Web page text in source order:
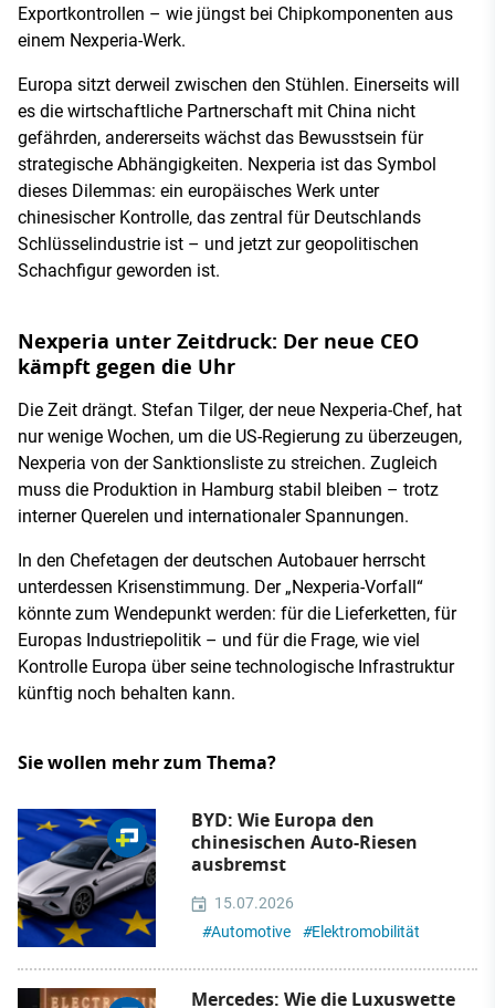
Exportkontrollen – wie jüngst bei Chipkomponenten aus
einem Nexperia-Werk.
Europa sitzt derweil zwischen den Stühlen. Einerseits will
es die wirtschaftliche Partnerschaft mit China nicht
gefährden, andererseits wächst das Bewusstsein für
strategische Abhängigkeiten. Nexperia ist das Symbol
dieses Dilemmas: ein europäisches Werk unter
chinesischer Kontrolle, das zentral für Deutschlands
Schlüsselindustrie ist – und jetzt zur geopolitischen
Schachfigur geworden ist.
Nexperia unter Zeitdruck: Der neue CEO
kämpft gegen die Uhr
Die Zeit drängt. Stefan Tilger, der neue Nexperia-Chef, hat
nur wenige Wochen, um die US-Regierung zu überzeugen,
Nexperia von der Sanktionsliste zu streichen. Zugleich
muss die Produktion in Hamburg stabil bleiben – trotz
interner Querelen und internationaler Spannungen.
In den Chefetagen der deutschen Autobauer herrscht
unterdessen Krisenstimmung. Der „Nexperia-Vorfall“
könnte zum Wendepunkt werden: für die Lieferketten, für
Europas Industriepolitik – und für die Frage, wie viel
Kontrolle Europa über seine technologische Infrastruktur
künftig noch behalten kann.
Sie wollen mehr zum Thema?
BYD: Wie Europa den
chinesischen Auto-Riesen
ausbremst
15.07.2026
#Automotive #Elektromobilität
Mercedes: Wie die Luxuswette